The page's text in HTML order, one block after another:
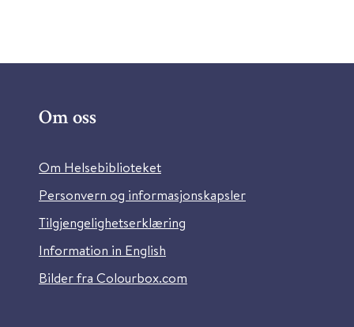
Om oss
Om Helsebiblioteket
Personvern og informasjonskapsler
Tilgjengelighetserklæring
Information in English
Bilder fra Colourbox.com